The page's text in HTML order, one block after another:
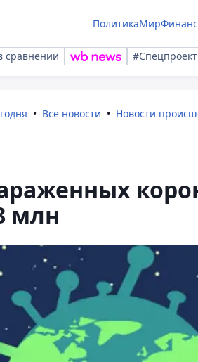
ПолитикаМир
сравнении
Все новости Новости
млн